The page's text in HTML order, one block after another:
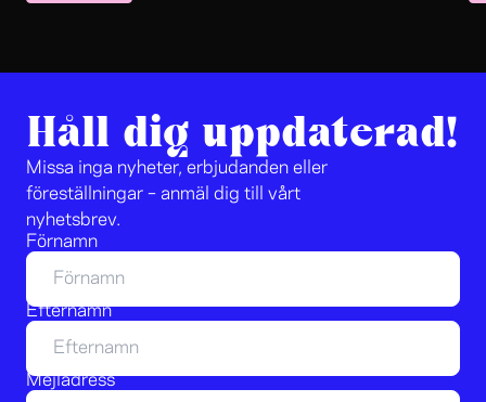
Håll dig uppdaterad!
Missa inga nyheter, erbjudanden eller
föreställningar – anmäl dig till vårt
nyhetsbrev.
Förnamn
Efternamn
Mejladress